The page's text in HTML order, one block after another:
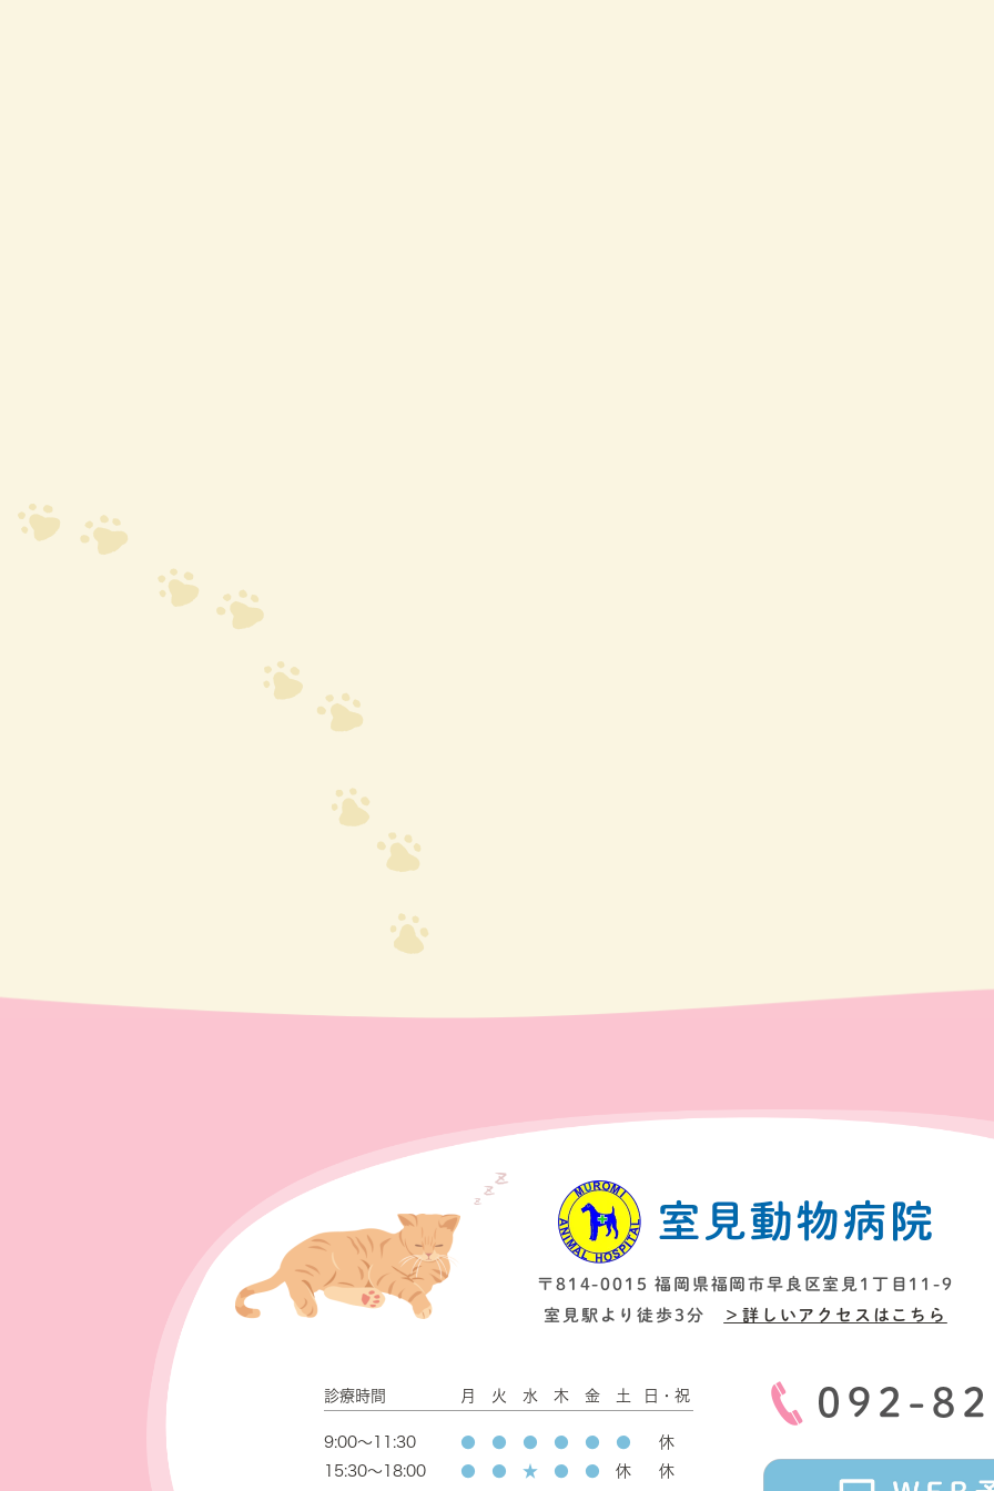
〒814-0015 福岡県福岡市早良区室見1丁目11-9
室見駅より徒歩3分
＞詳しいアクセスはこちら
診療時間 月 火 水 木 金 土 日・祝
9:00～11:30 ● ● ● ● ● ●
休
15:30～18:00
● ● ★ ● ● 休 休